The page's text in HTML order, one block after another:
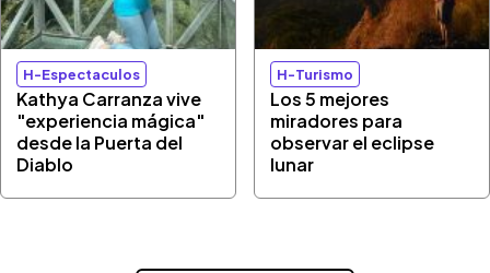
H-Espectaculos
Kathya Carranza vive
"experiencia mágica"
desde la Puerta del
Diablo
H-Turismo
Los 5 mejores
miradores para
observar el eclipse
lunar